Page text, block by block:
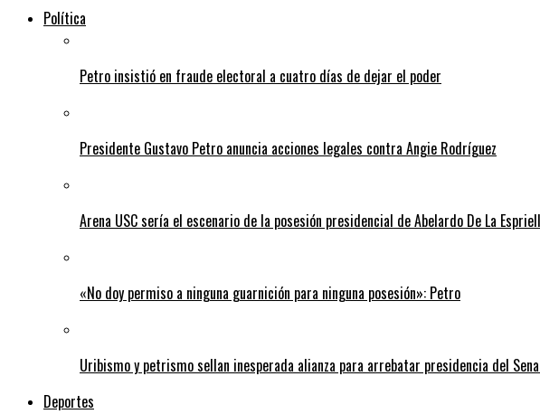
Política
Petro insistió en fraude electoral a cuatro días de dejar el poder
Presidente Gustavo Petro anuncia acciones legales contra Angie Rodríguez
Arena USC sería el escenario de la posesión presidencial de Abelardo De La
«No doy permiso a ninguna guarnición para ninguna posesión»: Petro
Uribismo y petrismo sellan inesperada alianza para arrebatar presidencia del
Deportes